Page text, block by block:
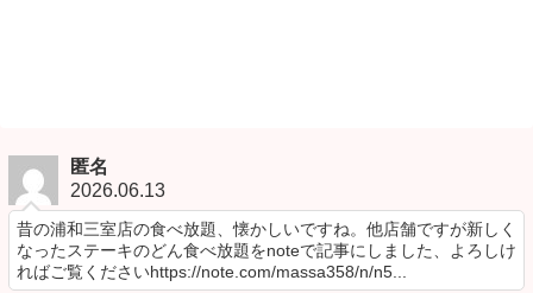
匿名
2026.06.13
昔の浦和三室店の食べ放題、懐かしいですね。他店舗ですが新しく
なったステーキのどん食べ放題をnoteで記事にしました、よろしけ
ればご覧くださいhttps://note.com/massa358/n/n5...